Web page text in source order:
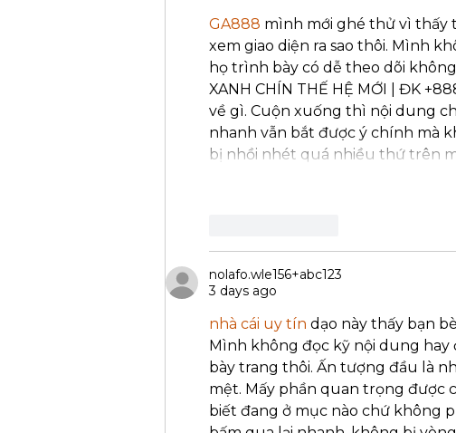
GA888 mình mới ghé thử vì thấy
xem giao diện ra sao thôi. Mình
họ trình bày có dễ theo dõi
XANH CHÍN THẾ HỆ MỚI | ĐK
về gì. Cuộn xuống thì nội dung
nhanh vẫn bắt được ý chính mà
bị nhồi nhét quá nhiều thứ trên
nolafo.wle156+abc123
3 days ago
nhà cái uy tín dạo này thấy bạn
Mình không đọc kỹ nội dung hay
bày trang thôi. Ấn tượng đầu là
mệt. Mấy phần quan trọng được
biết đang ở mục nào chứ không